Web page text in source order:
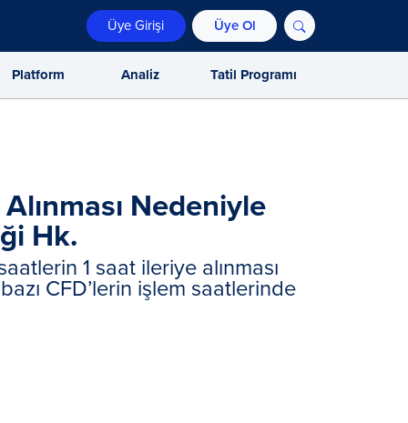
Üye Girişi Üye Ol
Platform Analiz Tatil Programı
Nedeniyle İşlem
bir saat ileri alınarak yaz saati
kış saati uygulamasına
olacak.